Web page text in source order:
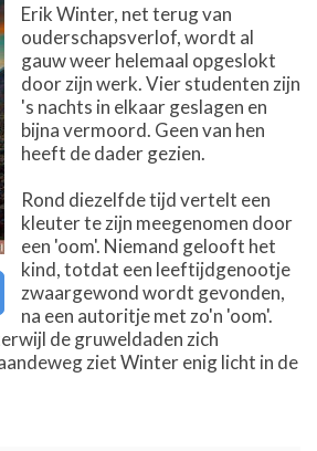
Erik Winter, net terug van
ouderschapsverlof, wordt al
gauw weer helemaal opgeslokt
door zijn werk. Vier studenten zijn
's nachts in elkaar geslagen en
bijna vermoord. Geen van hen
heeft de dader gezien.
Rond diezelfde tijd vertelt een
kleuter te zijn meegenomen door
een 'oom'. Niemand gelooft het
kind, totdat een leeftijdgenootje
zwaargewond wordt gevonden,
na een autoritje met zo'n 'oom'.
de gruweldaden zich
ziet Winter enig licht in de